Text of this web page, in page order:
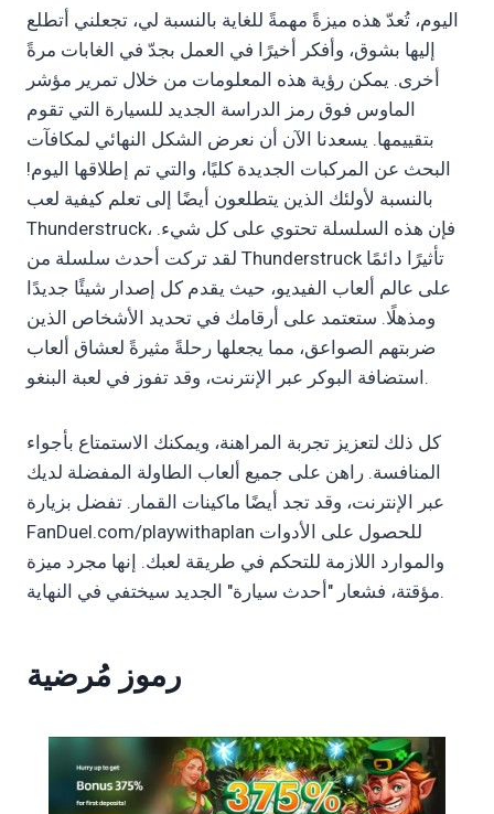
اليوم، تُعدّ هذه ميزةً مهمةً للغاية بالنسبة لي، تجعلني أتطلع
إليها بشوق، وأفكر أخيرًا في العمل بجدّ في الغابات مرةً
أخرى. يمكن رؤية هذه المعلومات من خلال تمرير مؤشر
الماوس فوق رمز الدراسة الجديد للسيارة التي تقوم
بتقييمها. يسعدنا الآن أن نعرض الشكل النهائي لمكافآت
البحث عن المركبات الجديدة كليًا، والتي تم إطلاقها اليوم!
بالنسبة لأولئك الذين يتطلعون أيضًا إلى تعلم كيفية لعب
Thunderstruck، فإن هذه السلسلة تحتوي على كل شيء.
لقد تركت أحدث سلسلة من Thunderstruck تأثيرًا دائمًا
على عالم ألعاب الفيديو، حيث يقدم كل إصدار شيئًا جديدًا
ومذهلًا. ستعتمد على أرقامك في تحديد الأشخاص الذين
ضربتهم الصواعق، مما يجعلها رحلةً مثيرةً لعشاق ألعاب
استضافة البوكر عبر الإنترنت، وقد تفوز في لعبة البنغو.
كل ذلك لتعزيز تجربة المراهنة، ويمكنك الاستمتاع بأجواء
المنافسة. راهن على جميع ألعاب الطاولة المفضلة لديك
عبر الإنترنت، وقد تجد أيضًا ماكينات القمار. تفضل بزيارة
FanDuel.com/playwithaplan للحصول على الأدوات
والموارد اللازمة للتحكم في طريقة لعبك. إنها مجرد ميزة
مؤقتة، فشعار "أحدث سيارة" الجديد سيختفي في النهاية.
رموز مُرضية